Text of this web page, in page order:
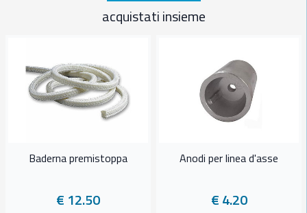
acquistati insieme
Baderna premistoppa
€ 12.50
Anodi per linea d'asse
€ 4.20